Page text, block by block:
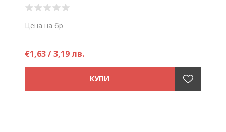
Цена на бр
€1,63 / 3,19 лв.